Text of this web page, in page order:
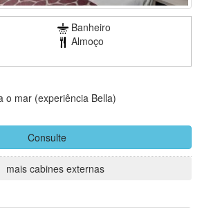
Banheiro
Almoço
o mar (experiência Bella)
Consulte
mais cabines externas